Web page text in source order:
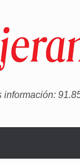
información: